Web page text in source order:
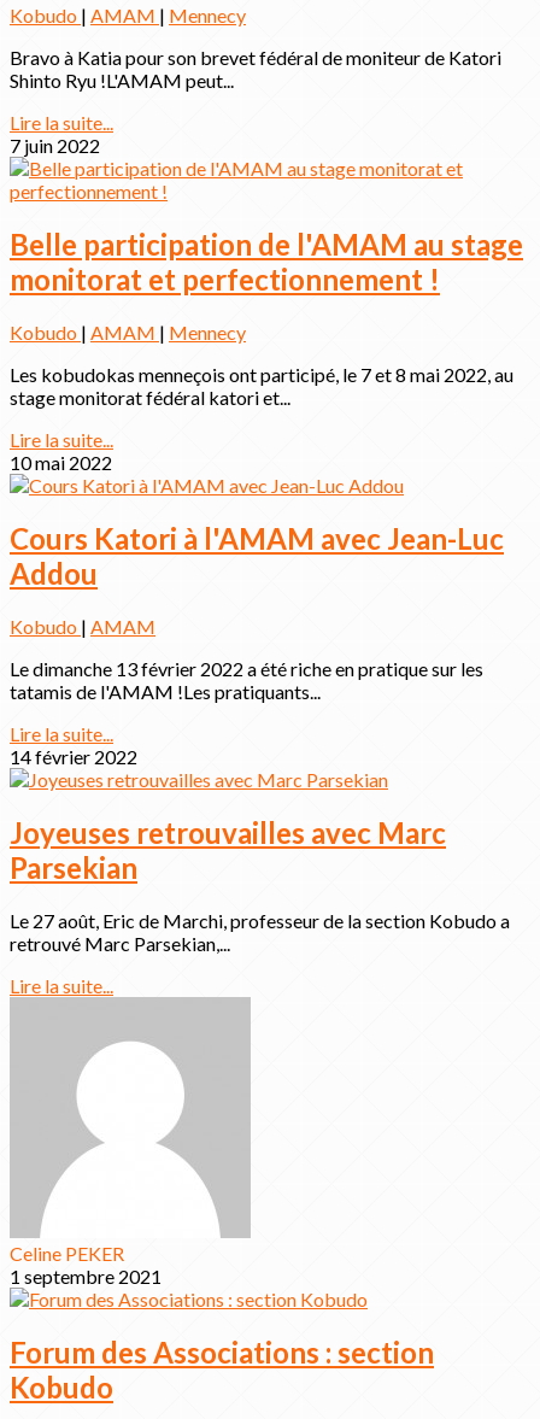
Kobudo | AMAM | Mennecy
Bravo à Katia pour son brevet fédéral de moniteur de Katori
Shinto Ryu !L'AMAM peut...
Lire la suite...
7 juin 2022
Belle participation de l'AMAM au stage
monitorat et perfectionnement !
Kobudo | AMAM | Mennecy
Les kobudokas menneçois ont participé, le 7 et 8 mai 2022, au
stage monitorat fédéral katori et...
Lire la suite...
10 mai 2022
Cours Katori à l'AMAM avec Jean-Luc
Addou
Kobudo | AMAM
Le dimanche 13 février 2022 a été riche en pratique sur les
tatamis de l'AMAM !Les pratiquants...
Lire la suite...
14 février 2022
Joyeuses retrouvailles avec Marc
Parsekian
Le 27 août, Eric de Marchi, professeur de la section Kobudo a
retrouvé Marc Parsekian,...
Lire la suite...
Celine PEKER
1 septembre 2021
Forum des Associations : section
Kobudo